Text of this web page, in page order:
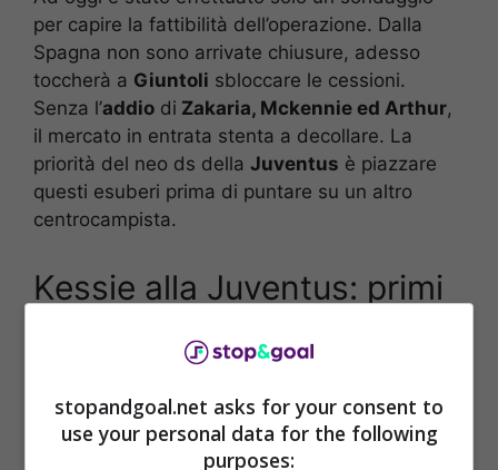
per capire la fattibilità dell’operazione. Dalla
Spagna non sono arrivate chiusure, adesso
toccherà a Giuntoli sbloccare le cessioni.
Senza l’addio di Zakaria, Mckennie ed Arthur,
il mercato in entrata stenta a decollare. La
priorità del neo ds della Juventus è piazzare
questi esuberi prima di puntare su un altro
centrocampista.
Kessie alla Juventus: primi
sondaggi con il Barcellona,
calciomercato
stopandgoal.net asks for your consent to
use your personal data for the following
purposes: